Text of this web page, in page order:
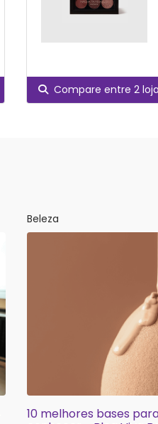
Compare entre 2
Beleza
10 melhores bases